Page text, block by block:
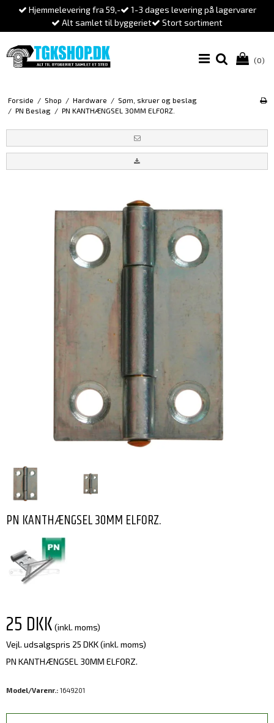
Hjemmelevering fra 59,-
1-3 dages levering på lagervarer
Alt samlet til byggeriet
Stort sortiment
(0)
Forside / Shop / Hardware / Søm, skruer og beslag
/ PN Beslag / PN KANTHÆNGSEL 30MM ELFORZ.
PN KANTHÆNGSEL 30MM ELFORZ.
25 DKK (inkl. moms)
Vejl. udsalgspris 25 DKK(inkl. moms)
PN KANTHÆNGSEL 30MM ELFORZ.
Model/Varenr.: 1649201